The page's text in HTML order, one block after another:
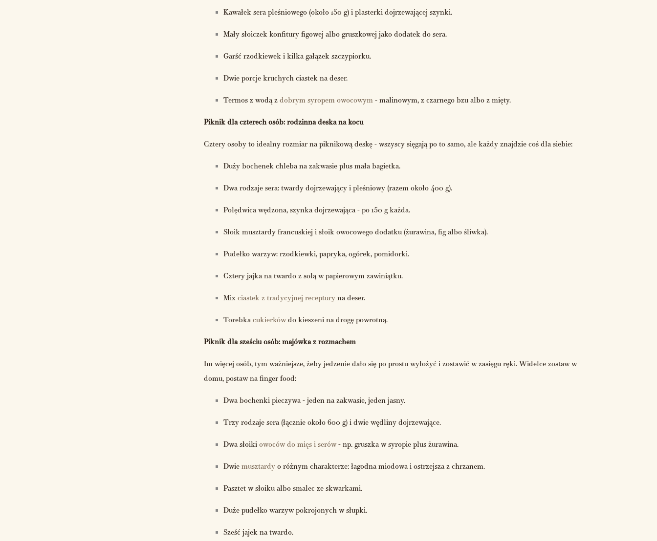
Kawałek sera pleśniowego (około 150 g) i plasterki dojrzewającej szynki.
Mały słoiczek konfitury figowej albo gruszkowej jako dodatek do sera.
Garść rzodkiewek i kilka gałązek szczypiorku.
Dwie porcje kruchych ciastek na deser.
Termos z wodą z dobrym syropem owocowym - malinowym, z czarnego bzu albo z mięty.
Piknik dla czterech osób: rodzinna deska na kocu
Cztery osoby to idealny rozmiar na piknikową deskę - wszyscy sięgają po to samo, ale każdy znajdzie coś dla siebie:
Duży bochenek chleba na zakwasie plus mała bagietka.
Dwa rodzaje sera: twardy dojrzewający i pleśniowy (razem około 400 g).
Polędwica wędzona, szynka dojrzewająca - po 150 g każda.
Słoik musztardy francuskiej i słoik owocowego dodatku (żurawina, fig albo śliwka).
Pudełko warzyw: rzodkiewki, papryka, ogórek, pomidorki.
Cztery jajka na twardo z solą w papierowym zawiniątku.
Mix ciastek z tradycyjnej receptury na deser.
Torebkacukierków do kieszeni na drogę powrotną.
Piknik dla sześciu osób: majówka z rozmachem
Im więcej osób, tym ważniejsze, żeby jedzenie dało się po prostu wyłożyć i zostawić w zasięgu ręki. Widelce zostaw w
domu, postaw na finger food:
Dwa bochenki pieczywa - jeden na zakwasie, jeden jasny.
Trzy rodzaje sera (łącznie około 600 g) i dwie wędliny dojrzewające.
Dwa słoiki owoców do mięs i serów - np. gruszka w syropie plus żurawina.
Dwie musztardy o różnym charakterze: łagodna miodowa i ostrzejsza z chrzanem.
Pasztet w słoiku albo smalec ze skwarkami.
Duże pudełko warzyw pokrojonych w słupki.
Sześć jajek na twardo.